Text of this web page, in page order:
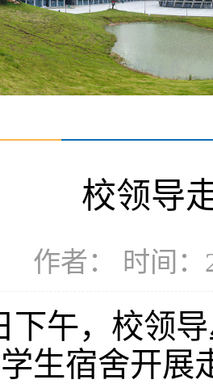
校领导
作者： 时间：
下午，校领
生宿舍开展